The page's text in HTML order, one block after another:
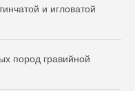
и игловатой
пород гравийной